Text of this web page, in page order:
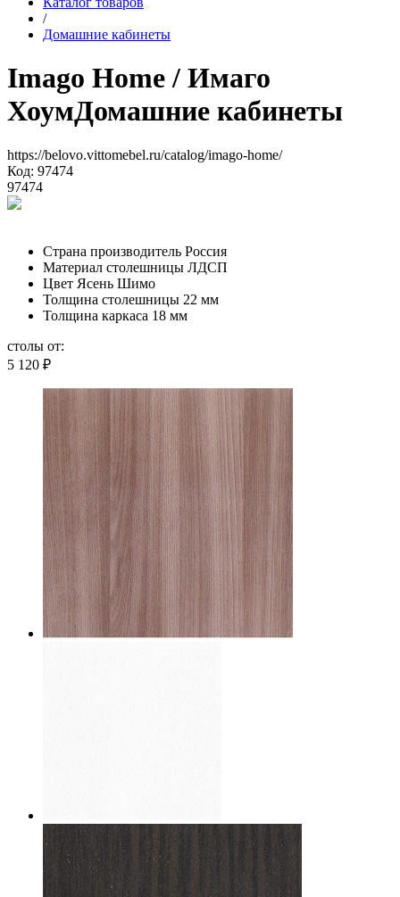
/
Домашние кабинеты
Imago Home / Имаго
ХоумДомашние кабинеты
https://belovo.vittomebel.ru/catalog/imago-home/
Код: 97474
97474
Страна производитель Россия
Материал столешницы ЛДСП
Цвет Ясень Шимо
Толщина столешницы 22 мм
Толщина каркаса 18 мм
столы от:
5 120 ₽